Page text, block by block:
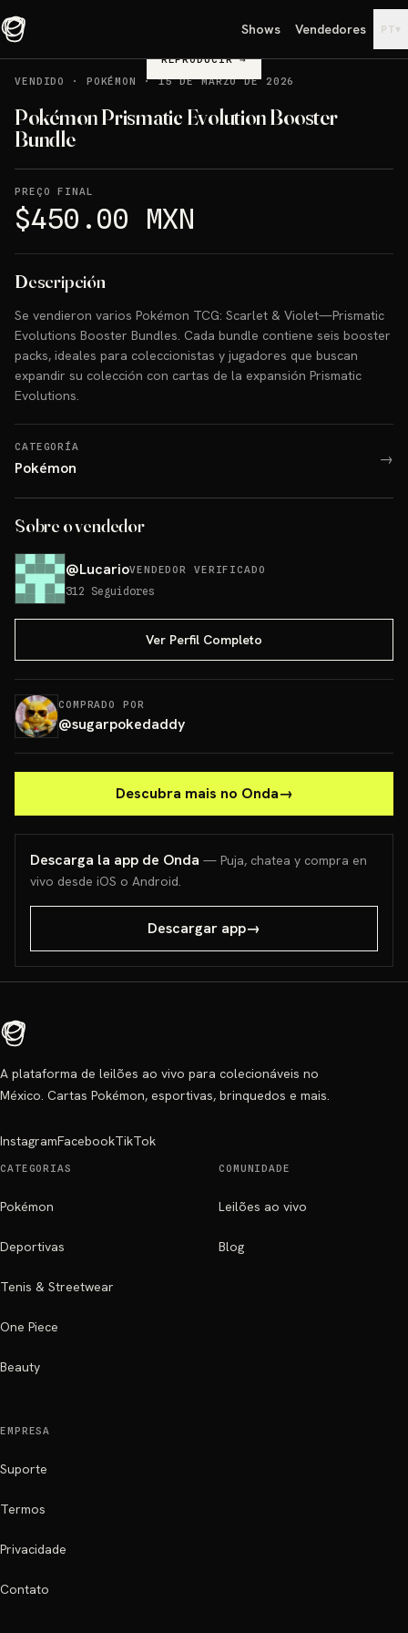
Shows Vendedores PT▾
REPRODUCIR→
VENDIDO
· POKÉMON ·15 DE MARZO DE 2026
Pokémon Prismatic Evolution Booster
Bundle
PREÇO FINAL
$450.00 MXN
Descripción
Se vendieron varios Pokémon TCG: Scarlet & Violet—Prismatic
Evolutions Booster Bundles. Cada bundle contiene seis booster
packs, ideales para coleccionistas y jugadores que buscan
expandir su colección con cartas de la expansión Prismatic
Evolutions.
CATEGORÍA
Pokémon →
Sobre o vendedor
@LucarioVENDEDOR VERIFICADO
312 Seguidores
Ver Perfil Completo
COMPRADO POR
@sugarpokedaddy
Descubra mais no Onda→
Descarga la app de Onda — Puja, chatea y compra en
vivo desde iOS o Android.
Descargar app→
A plataforma de leilões ao vivo para colecionáveis no
México. Cartas Pokémon, esportivas, brinquedos e mais.
InstagramFacebookTikTok
CATEGORIAS
Pokémon
Deportivas
Tenis & Streetwear
One Piece
Beauty
COMUNIDADE
Leilões ao vivo
Blog
EMPRESA
Suporte
Termos
Privacidade
Contato